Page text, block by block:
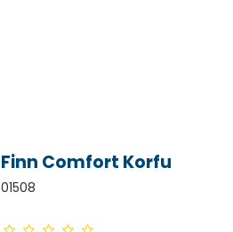
Finn Comfort Korfu
01508